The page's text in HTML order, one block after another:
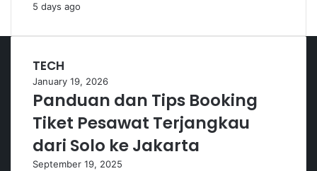
5 days ago
TECH
January 19, 2026
Panduan dan Tips Booking
Tiket Pesawat Terjangkau
dari Solo ke Jakarta
September 19, 2025